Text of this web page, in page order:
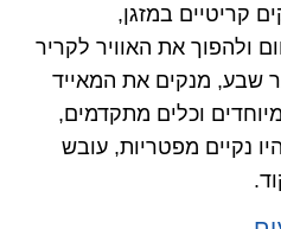
קריטיים במזגן,
ולהפוך את האוויר לקריר
שבע, מנקים את המאייד
וכלים מתקדמים,
נקיים מפטריות, עובש